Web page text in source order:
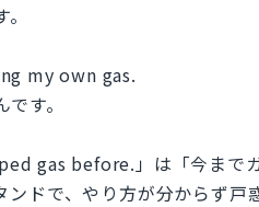
my own gas.
す。
gas before.」は「今まで
ンドで、やり方が分からず